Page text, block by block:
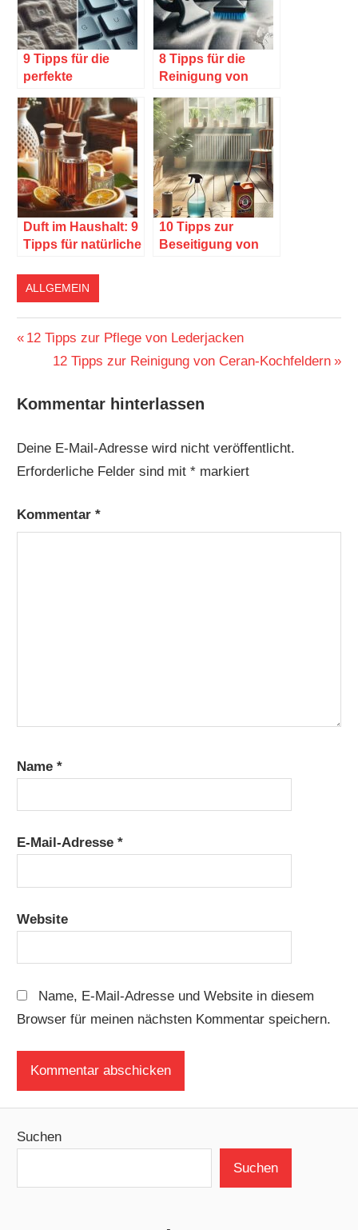
9 Tipps für die
perfekte
8 Tipps für die
Reinigung von
Duft im Haushalt: 9
Tipps für natürliche
10 Tipps zur
Beseitigung von
ALLGEMEIN
Beitragsnavigation
Vorheriger
Beitrag:
12 Tipps zur Pflege von Lederjacken
Nächster
12 Tipps zur Reinigung von Ceran-Kochfeldern
Kommentar hinterlassen
Deine E-Mail-Adresse wird nicht veröffentlicht.
Erforderliche Felder sind mit* markiert
Kommentar*
Name*
E-Mail-Adresse*
Website
Name, E-Mail-Adresse und Website in diesem
Browser für meinen nächsten Kommentar speichern.
Suchen
Suchen